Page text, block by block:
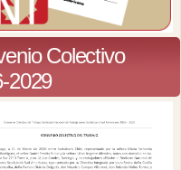
Colectivo
2029